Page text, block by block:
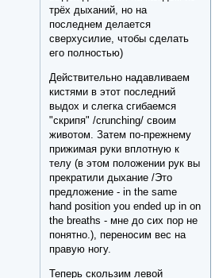
трёх дыханий, но на
последнем делается
сверхусилие, чтобы сделать
его полностью)
Действительно надавливаем
кистями в этот последний
выдох и слегка сгибаемся
"скрипя" /crunching/ своим
животом. Затем по-прежнему
прижимая руки вплотную к
телу (в этом положении рук вы
прекратили дыхание /Это
предложение - in the same
hand position you ended up in on
the breaths - мне до сих пор не
понятно.), переносим вес на
правую ногу.
Теперь скользим левой